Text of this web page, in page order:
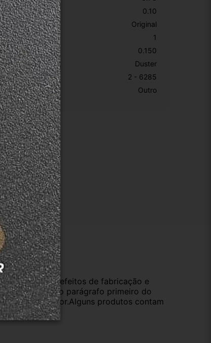
0.10
Original
1
Embalagem: 0.150
Duster
2 - 6285
GTIN Vacío: Outro
e cobre defeitos de fabricação e
previstas no parágrafo primeiro do
valor superior.Alguns produtos contam